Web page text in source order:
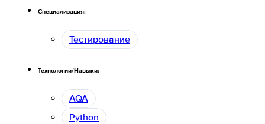
Специализация:
Тестирование
Технологии/Навыки:
AQA
Python